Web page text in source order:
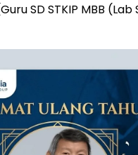
SD STKIP MBB (Lab